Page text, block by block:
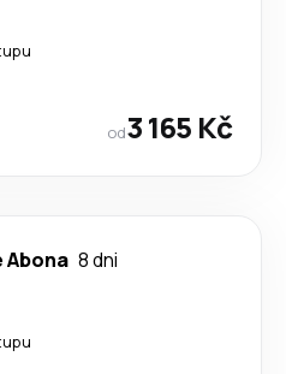
od3 165 Kč
Abona 8 dni